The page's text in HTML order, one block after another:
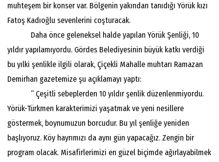
muhteşem bir konser var. Bölgenin yakından tanıdığı Yörük kızı
Fatoş Kadıoğlu sevenlerini coşturacak.
Daha önce geleneksel halde yapılan Yörük Şenliği, 10
yıldır yapılamıyordu. Gördes Belediyesinin büyük katkı verdiği
bu yılki şenlikle ilgili olarak, Çiçekli Mahalle muhtarı Ramazan
Demirhan gazetemize şu açıklamayı yaptı:
“ Çeşitli sebeplerden 10 yıldır şenlik düzenlenmiyordu.
Yörük-Türkmen karakterimizi yaşatmak ve yeni nesillere
göstermek, boynumuzun borcudur. Bu yıl şenliğe yeniden
başlıyoruz. Köy hayrımızı da aynı gün yapacağız. Zengin bir
program olacak. Misafirlerimizi en güzel biçimde ağırlayabilmek